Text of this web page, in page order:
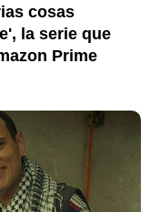
cosas
la serie que
Prime